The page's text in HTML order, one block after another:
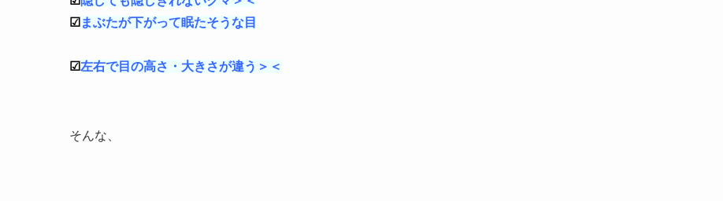
☑ まぶたが下がって眠たそうな目
☑左右で目の高さ・大きさが違う＞＜
そんな、